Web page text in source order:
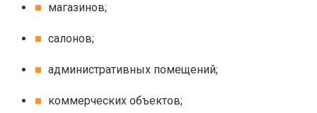
магазинов;
салонов;
административных помещений;
коммерческих объектов;